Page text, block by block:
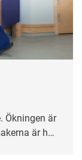
Ökningen är
är hög